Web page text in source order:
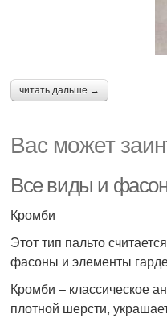
читать дальше →
Вас может
Все виды и
Кромби
Этот тип пальто
фасоны и элементы
Кромби – классическое
плотной шерсти,